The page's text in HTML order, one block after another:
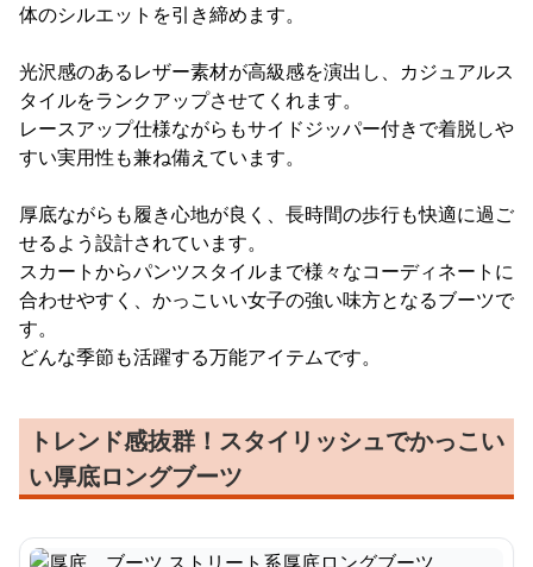
体のシルエットを引き締めます。
光沢感のあるレザー素材が高級感を演出し、カジュアルス
タイルをランクアップさせてくれます。
レースアップ仕様ながらもサイドジッパー付きで着脱しや
すい実用性も兼ね備えています。
厚底ながらも履き心地が良く、長時間の歩行も快適に過ご
せるよう設計されています。
スカートからパンツスタイルまで様々なコーディネートに
合わせやすく、かっこいい女子の強い味方となるブーツで
す。
どんな季節も活躍する万能アイテムです。
トレンド感抜群！スタイリッシュでかっこい
い厚底ロングブーツ